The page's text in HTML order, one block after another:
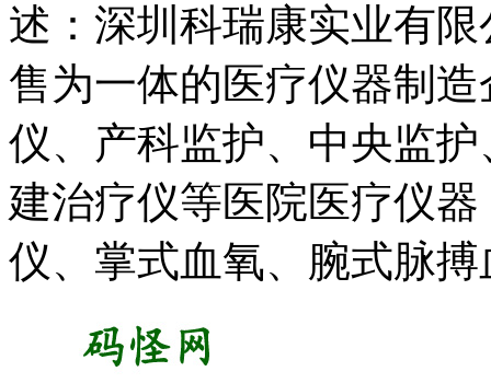
述：深圳科瑞康实业有
售为一体的医疗仪器制
仪、产科监护、中央监
建治疗仪等医院医疗仪
仪、掌式血氧、腕式脉